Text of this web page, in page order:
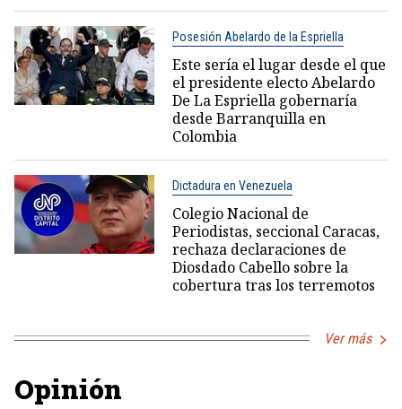
Posesión Abelardo de la Espriella
Este sería el lugar desde el que
el presidente electo Abelardo
De La Espriella gobernaría
desde Barranquilla en
Colombia
Dictadura en Venezuela
Colegio Nacional de
Periodistas, seccional Caracas,
rechaza declaraciones de
Diosdado Cabello sobre la
cobertura tras los terremotos
Ver más
Opinión